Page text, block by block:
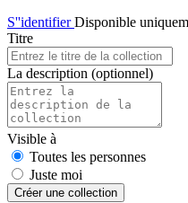
S''identifierDisponible
Titre
La description (optionnel)
Visible à
Toutes les personnes
Juste moi
Créer une collection